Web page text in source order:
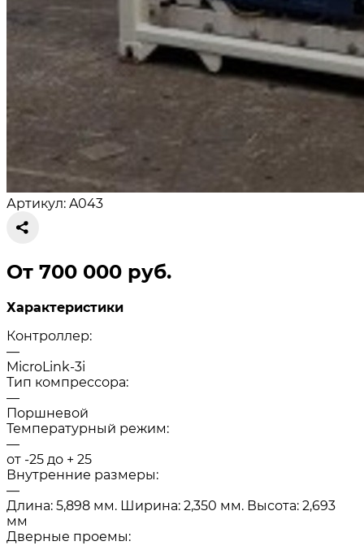
Артикул: A043
От 700 000 руб.
Характеристики
Контроллер:
—
MicroLink-3i
Тип компрессора:
—
Поршневой
Температурный режим:
—
от -25 до + 25
Внутренние размеры:
—
Длина: 5,898 мм. Ширина: 2,350 мм. Высота: 2,693
мм
Дверные проемы: